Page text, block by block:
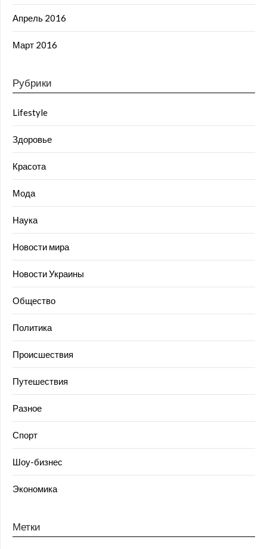
Апрель 2016
Март 2016
Рубрики
Lifestyle
Здоровье
Красота
Мода
Наука
Новости мира
Новости Украины
Общество
Политика
Происшествия
Путешествия
Разное
Спорт
Шоу-бизнес
Экономика
Метки